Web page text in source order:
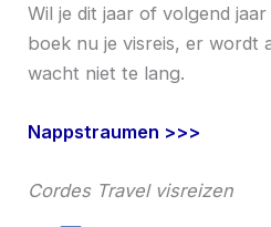
Wil je dit jaar of volgend
boek nu je visreis, er wordt
wacht niet te lang.
Nappstraumen >>>
Cordes Travel visreizen